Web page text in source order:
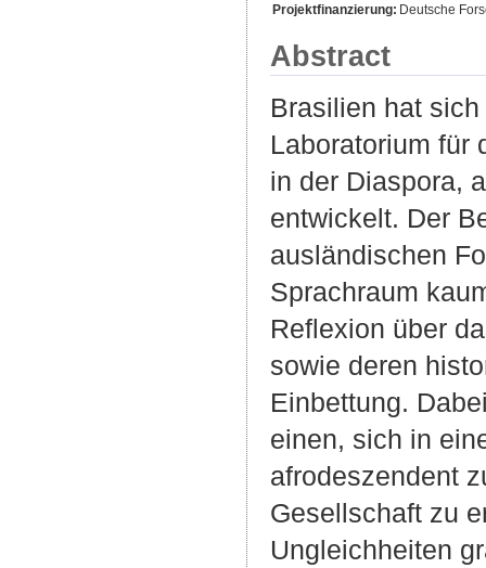
Projektfinanzierung: Deutsche
Abstract
Brasilien hat
Laboratorium für
in der Diaspora,
entwickelt. Der
ausländischen
Sprachraum
Reflexion über
sowie deren
Einbettung.
einen, sich in
afrodeszendent
Gesellschaft zu
Ungleichheiten